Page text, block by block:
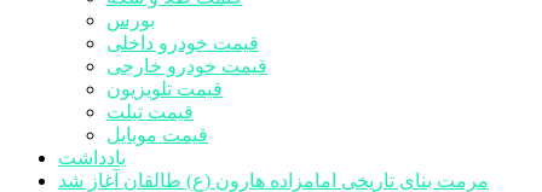
بورس
قیمت خودرو داخلی
قیمت خودرو خارجی
قیمت تلویزیون
قیمت تبلت
قیمت موبایل
یادداشت
مرمت بنای تاریخی امامزاده هارون (ع) طالقان آغاز شد